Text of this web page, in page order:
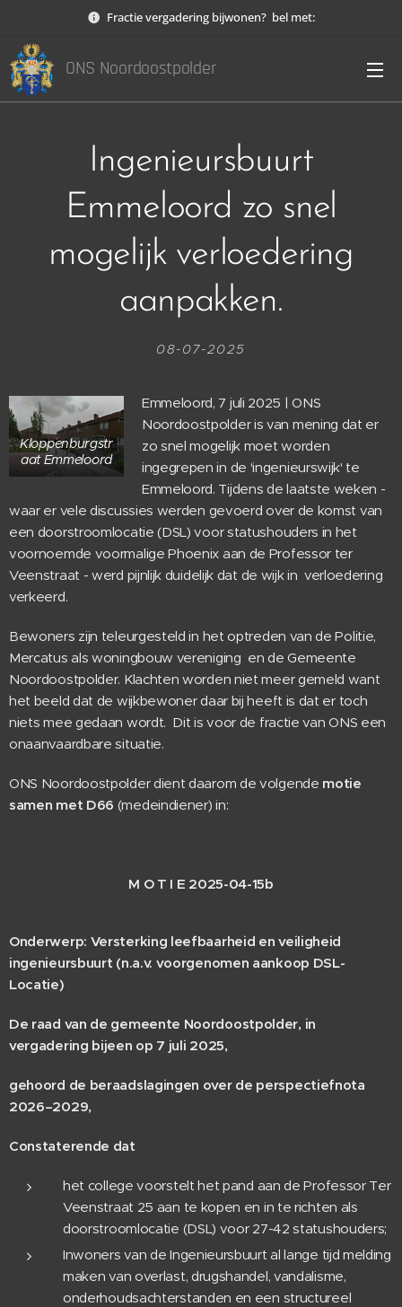
Fractie vergadering bijwonen? bel met:
ONS Noordoostpolder
Ingenieursbuurt
Emmeloord zo snel
mogelijk verloedering
aanpakken.
08-07-2025
Kloppenburgstr
aat Emmeloord
Emmeloord, 7 juli 2025 | ONS
Noordoostpolder is van mening dat er
zo snel mogelijk moet worden
ingegrepen in de 'ingenieurswijk' te
Emmeloord. Tijdens de laatste weken -
waar er vele discussies werden gevoerd over de komst van
een doorstroomlocatie (DSL) voor statushouders in het
voornoemde voormalige Phoenix aan de Professor ter
Veenstraat - werd pijnlijk duidelijk dat de wijk in verloedering
verkeerd.
Bewoners zijn teleurgesteld in het optreden van de Politie,
Mercatus als woningbouw vereniging en de Gemeente
Noordoostpolder. Klachten worden niet meer gemeld want
het beeld dat de wijkbewoner daar bij heeft is dat er toch
niets mee gedaan wordt. Dit is voor de fractie van ONS een
onaanvaardbare situatie.
ONS Noordoostpolder dient daarom de volgende motie
samen met D66 (medeindiener) in:
M O T I E 2025-04-15b
Onderwerp: Versterking leefbaarheid en veiligheid
ingenieursbuurt (n.a.v. voorgenomen aankoop DSL-
Locatie)
De raad van de gemeente Noordoostpolder, in
vergadering bijeen op 7 juli 2025,
gehoord de beraadslagingen over de perspectiefnota
2026–2029,
Constaterende dat
het college voorstelt het pand aan de Professor Ter
Veenstraat 25 aan te kopen en in te richten als
doorstroomlocatie (DSL) voor 27-42 statushouders;
Inwoners van de Ingenieursbuurt al lange tijd melding
maken van overlast, drugshandel, vandalisme,
onderhoudsachterstanden en een structureel